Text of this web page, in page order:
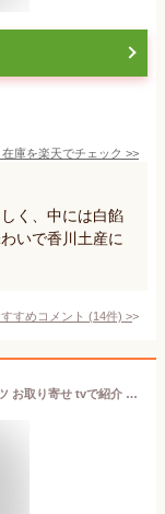
庫を楽天でチェック >>
く、中には白餡
いで香川土産に
すめコメント (14件) >
＊15個入＊黒豆入り和三盆マドレーヌスイーツ お取り寄せ tvで紹介 雑誌で紹介 マドレーヌ 黒豆 和三盆 四国 香川 お菓子 内祝い 出産祝い 結婚祝い プレゼント プチギフト 誕生日 バースデー